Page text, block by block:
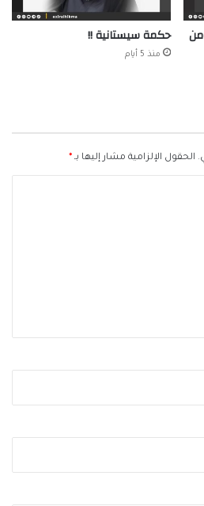
حكمة سيستانية !!
منذ 5 أيام
الحقول الإلزامية مشار إليها بـ *